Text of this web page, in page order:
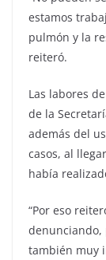
estamos
pulmón y la
reiteró.
Las labores
de la
además del
casos, al
había
“Por eso
denunciando,
también muy